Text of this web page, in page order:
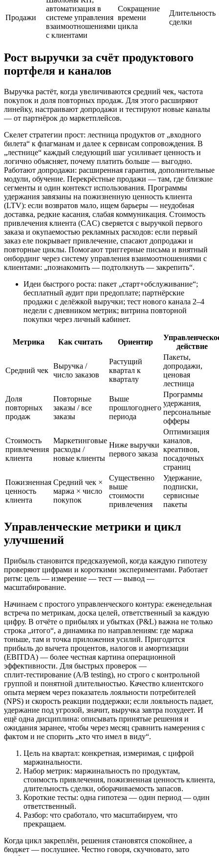
Продажи
автоматизация в
системе управления
взаимоотношениями
с клиентами
Сокращение
времени
цикла
Длительность
сделки
Рост выручки за счёт продуктового
портфеля и каналов
Выручка растёт, когда увеличиваются средний чек, частота
покупок и доля повторных продаж. Для этого расширяют
линейку, настраивают допродажи и тестируют новые каналы
— от партнёрок до маркетплейсов.
Скелет стратегии прост: лестница продуктов от „входного
билета“ к флагманам и далее к сервисам сопровождения. В
„лестнице“ каждый следующий шаг усиливает ценность и
логично объясняет, почему платить больше — выгодно.
Работают допродажи: расширенная гарантия, дополнительные
модули, обучение. Перекрёстные продажи — там, где близкие
сегменты и один контекст использования. Программы
удержания завязаны на пожизненную ценность клиента
(LTV): если возвратов мало, ищем барьеры — неудобная
доставка, редкие касания, слабая коммуникация. Стоимость
привлечения клиента (CAC) сверяется с выручкой первого
заказа и окупаемостью рекламных расходов: если первый
заказ еле покрывает привлечение, спасают допродажи и
повторные циклы. Помогают триггерные письма и внятный
онбординг через систему управления взаимоотношениями с
клиентами: „познакомить — подтолкнуть — закрепить“.
Идеи быстрого роста: пакет „старт+обслуживание“;
бесплатный аудит при предоплате; партнёрские
продажи с делёжкой выручки; тест нового канала 2–4
недели с дневником метрик; витрина повторной
покупки через личный кабинет.
Метрика Как считать Ориентир
действие
Средний чек
Выручка /
число заказов
Растущий
квартал к
кварталу
Пакеты,
допродажи,
ценовая
лестница
Доля
повторных
продаж
Повторные
заказы / все
заказы
Выше
прошлогоднего
периода
Программы
удержания,
персональные
офферы
Стоимость
привлечения
клиента
Маркетинговые
расходы /
новые клиенты
Ниже выручки
первого заказа
Оптимизация
каналов,
креативов,
посадочных
страниц
Пожизненная
ценность
клиента
Средний чек ×
маржа × число
покупок
Существенно
выше
стоимости
привлечения
Удержание,
подписки,
сервисные
пакеты
Управленческие метрики и цикл
улучшений
Прибыль становится предсказуемой, когда каждую гипотезу
проверяют цифрами и короткими экспериментами. Работает
ритм: цель — измерение — тест — вывод —
масштабирование.
Начинаем с простого управленческого контура: еженедельная
встреча по метрикам, доска целей, ответственный за каждую
цифру. В отчёте о прибылях и убытках (P&L) важна не только
строка „итого“, а динамика по направлениям: где маржа
тоньше, там и точка приложения усилий. Пригодится
прибыль до вычета процентов, налогов и амортизации
(EBITDA) — более честная картина операционной
эффективности. Для быстрых проверок —
сплит‑тестирование (A/B testing), но строго с контрольной
группой и понятной длительностью. Качество клиентского
опыта меряем через показатель лояльности потребителей
(NPS) и скорость реакции поддержки; если лояльность падает,
удержание под угрозой, значит, выручка завтра похудеет. И
ещё одна дисциплина: описывать принятые решения и
ожидания заранее, чтобы через месяц сравнить намерения с
фактом и не спорить „кто что имел в виду“.
Цель на квартал: конкретная, измеримая, с цифрой
маржинальности.
Набор метрик: маржинальность по продуктам,
стоимость привлечения, пожизненная ценность клиента,
длительность сделки, оборачиваемость запасов.
Короткие тесты: одна гипотеза — один период — один
ответственный.
Разбор: что сработало, что масштабируем, что
прекращаем.
Когда цикл закреплён, решения становятся спокойнее, а
бюджет — послушнее. Честно говоря, скучновато, зато